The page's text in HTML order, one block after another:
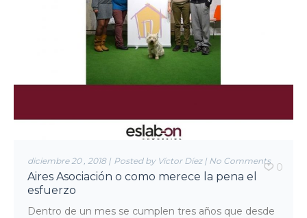
diciembre 20 , 2018| Posted by Víctor Díez| No Comments
Aires Asociación o como merece la pena el
esfuerzo
Dentro de un mes se cumplen tres años que desde
0